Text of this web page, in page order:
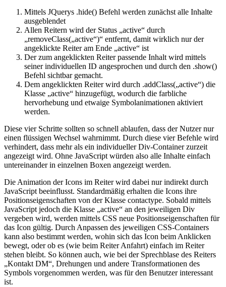
Mittels JQuerys .hide() Befehl werden zunächst alle Inhalte
ausgeblendet
Allen Reitern wird der Status „active“ durch
„removeClass(„active“)“ entfernt, damit wirklich nur der
angeklickte Reiter am Ende „active“ ist
Der zum angeklickten Reiter passende Inhalt wird mittels
seiner individuellen ID angesprochen und durch den .show()
Befehl sichtbar gemacht.
Dem angeklickten Reiter wird durch .addClass(„active“) die
Klasse „active“ hinzugefügt, wodurch die farbliche
hervorhebung und etwaige Symbolanimationen aktiviert
werden.
Diese vier Schritte sollten so schnell ablaufen, dass der Nutzer nur
einen flüssigen Wechsel wahrnimmt. Durch diese vier Befehle wird
verhindert, dass mehr als ein individueller Div-Container zurzeit
angezeigt wird. Ohne JavaScript würden also alle Inhalte einfach
untereinander in einzelnen Boxen angezeigt werden.
Die Animation der Icons im Reiter wird dabei nur indirekt durch
JavaScript beeinflusst. Standardmäßig erhalten die Icons ihre
Positionseigenschaften von der Klasse contactype. Sobald mittels
JavaScript jedoch die Klasse „active“ an den jeweiligen Div
vergeben wird, werden mittels CSS neue Positionseigenschaften für
das Icon gültig. Durch Anpassen des jeweiligen CSS-Containers
kann also bestimmt werden, wohin sich das Icon beim Anklicken
bewegt, oder ob es (wie beim Reiter Anfahrt) einfach im Reiter
stehen bleibt. So können auch, wie bei der Sprechblase des Reiters
„Kontakt DM“, Drehungen und andere Transformationen des
Symbols vorgenommen werden, was für den Benutzer interessant
ist.